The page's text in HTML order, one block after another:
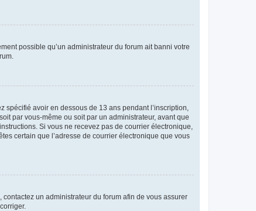
possible qu’un administrateur du forum ait banni votre
avoir en dessous de 13 ans pendant l’inscription,
par vous-même ou soit par un administrateur, avant que
Si vous ne recevez pas de courrier électronique,
certain que l’adresse de courrier électronique que vous
un administrateur du forum afin de vous assurer